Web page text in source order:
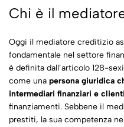
Chi è il
Oggi il mediatore creditizio
fondamentale nel settore
è definita dall’articolo 128-
come una persona giuridica
intermediari finanziari e clienti
finanziamenti. Sebbene il
prestiti, la sua competenza